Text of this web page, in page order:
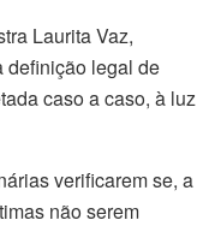
Laurita Vaz,
definição legal de
caso a caso, à luz
verificarem se, a
não serem